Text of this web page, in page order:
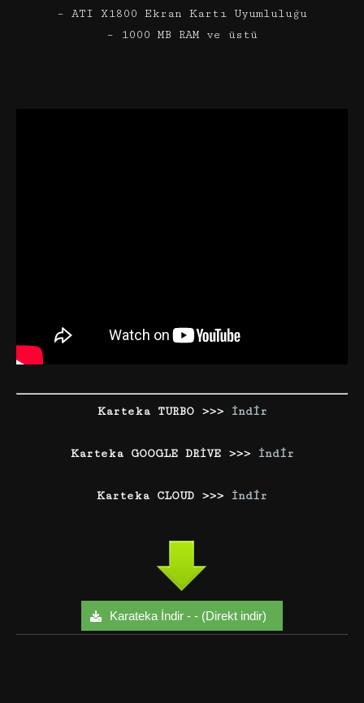
– ATI X1800 Ekran Kartı Uyumluluğu
– 1000 MB RAM ve üstü
Karteka TURBO >>> İndir
Karteka GOOGLE DRİVE >>>İndir
Karteka CLOUD >>> İndir
Karateka İndir - - (Direkt indir)